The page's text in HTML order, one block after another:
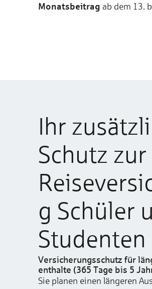
Monatsbeitrag ab dem 13.
Ihr
Schutz zur
g Schüler
Studenten
Versicherungsschutz für
ent­halte (365 Ta­ge bis 5
Sie planen einen längeren